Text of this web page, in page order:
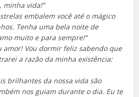
minha vida!”
embalem você até o mágico
Tenha uma bela noite de
muito e para sempre!”
amor! Vou dormir feliz sabendo que
a razão da minha existência:
brilhantes da nossa vida são
nos guiam durante o dia. Eu te